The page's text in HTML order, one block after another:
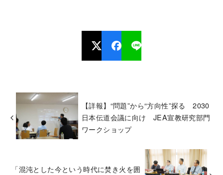
【詳報】“問題”から“方向性”探る 2030
日本伝道会議に向け JEA宣教研究部門
ワークショップ
「混沌とした今という時代に焚き火を囲